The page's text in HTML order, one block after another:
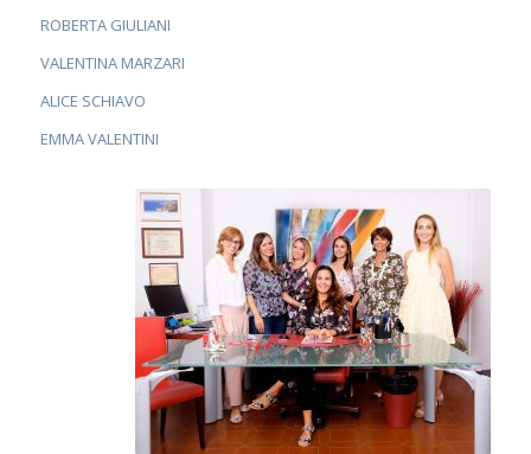
ROBERTA GIULIANI
VALENTINA MARZARI
ALICE SCHIAVO
EMMA VALENTINI